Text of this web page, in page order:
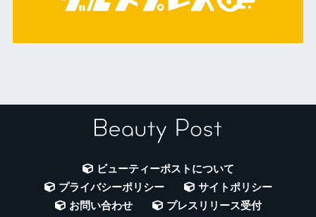
ビューティーポストについて
プライバシーポリシー
サイトポリシー
お問い合わせ
プレスリリース受付